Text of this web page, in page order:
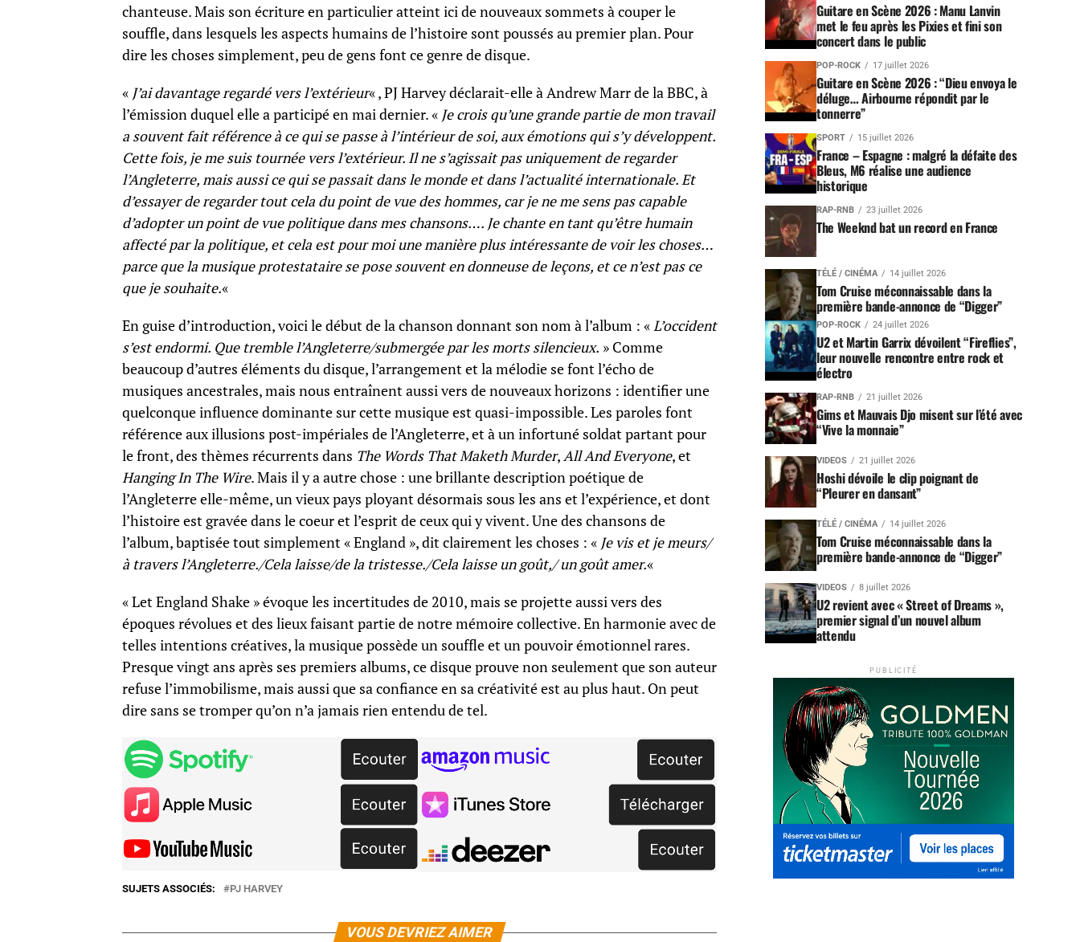
chanteuse. Mais son écriture en particulier atteint ici de nouveaux sommets à couper le
souffle, dans lesquels les aspects humains de l’histoire sont poussés au premier plan. Pour
dire les choses simplement, peu de gens font ce genre de disque.
« J’ai davantage regardé vers l’extérieur« , PJ Harvey déclarait-elle à Andrew Marr de la BBC, à
l’émission duquel elle a participé en mai dernier. « Je crois qu’une grande partie de mon travail
a souvent fait référence à ce qui se passe à l’intérieur de soi, aux émotions qui s’y développent.
Cette fois, je me suis tournée vers l’extérieur. Il ne s’agissait pas uniquement de regarder
l’Angleterre, mais aussi ce qui se passait dans le monde et dans l’actualité internationale. Et
d’essayer de regarder tout cela du point de vue des hommes, car je ne me sens pas capable
d’adopter un point de vue politique dans mes chansons…. Je chante en tant qu’être humain
affecté par la politique, et cela est pour moi une manière plus intéressante de voir les choses…
parce que la musique protestataire se pose souvent en donneuse de leçons, et ce n’est pas ce
que je souhaite.«
En guise d’introduction, voici le début de la chanson donnant son nom à l’album : «L’occident
s’est endormi. Que tremble l’Angleterre/submergée par les morts silencieux. » Comme
beaucoup d’autres éléments du disque, l’arrangement et la mélodie se font l’écho de
musiques ancestrales, mais nous entraînent aussi vers de nouveaux horizons : identifier une
quelconque influence dominante sur cette musique est quasi-impossible. Les paroles font
référence aux illusions post-impériales de l’Angleterre, et à un infortuné soldat partant pour
le front, des thèmes récurrents dans The Words That Maketh Murder,All And Everyone, et
Hanging In The Wire. Mais il y a autre chose : une brillante description poétique de
l’Angleterre elle-même, un vieux pays ployant désormais sous les ans et l’expérience, et dont
l’histoire est gravée dans le coeur et l’esprit de ceux qui y vivent. Une des chansons de
l’album, baptisée tout simplement « England », dit clairement les choses : « Je vis et je meurs/
à travers l’Angleterre./Cela laisse/de la tristesse./Cela laisse un goût,/ un goût amer.«
« Let England Shake » évoque les incertitudes de 2010, mais se projette aussi vers des
époques révolues et des lieux faisant partie de notre mémoire collective. En harmonie avec de
telles intentions créatives, la musique possède un souffle et un pouvoir émotionnel rares.
Presque vingt ans après ses premiers albums, ce disque prouve non seulement que son auteur
refuse l’immobilisme, mais aussi que sa confiance en sa créativité est au plus haut. On peut
dire sans se tromper qu’on n’a jamais rien entendu de tel.
SUJETS ASSOCIÉS: PJ HARVEY
VOUS DEVRIEZ AIMER
Guitare en Scène 2026 : Manu Lanvin
met le feu après les Pixies et fini son
concert dans le public
POP-ROCK 17 juillet 2026
Guitare en Scène 2026 : “Dieu envoya le
déluge… Airbourne répondit par le
tonnerre”
SPORT 15 juillet 2026
France – Espagne : malgré la défaite des
Bleus, M6 réalise une audience
historique
RAP-RNB 23 juillet 2026
The Weeknd bat un record en France
TÉLÉ / CINÉMA 14 juillet 2026
Tom Cruise méconnaissable dans la
première bande-annonce de “Digger”
POP-ROCK 24 juillet 2026
U2 et Martin Garrix dévoilent “Fireflies”,
leur nouvelle rencontre entre rock et
électro
RAP-RNB 21 juillet 2026
Gims et Mauvais Djo misent sur l’été avec
“Vive la monnaie”
VIDEOS 21 juillet 2026
Hoshi dévoile le clip poignant de
“Pleurer en dansant”
TÉLÉ / CINÉMA 14 juillet 2026
Tom Cruise méconnaissable dans la
première bande-annonce de “Digger”
VIDEOS 8 juillet 2026
U2 revient avec « Street of Dreams »,
premier signal d’un nouvel album
attendu
PUBLICITÉ